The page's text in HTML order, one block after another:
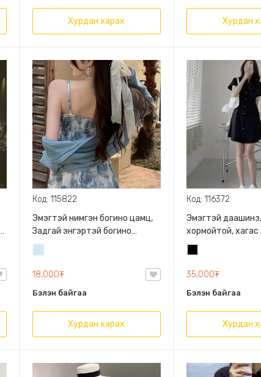
Хурдан харах Хурдан
Код: 115822
Эмэгтэй нимгэн богино цамц,
Задгай энгэртэй богино
дэгжин дагвартай ханцуй,
Задгай энгэртэй богино
дэгжин дагвартай ханцуй
18,000₮
Бэлэн байгаа
Хурдан харах
Код: 116372
Эмэгтэй
хормойтой,
товчтой, поло
35,000₮
Бэлэн байгаа
Хурдан